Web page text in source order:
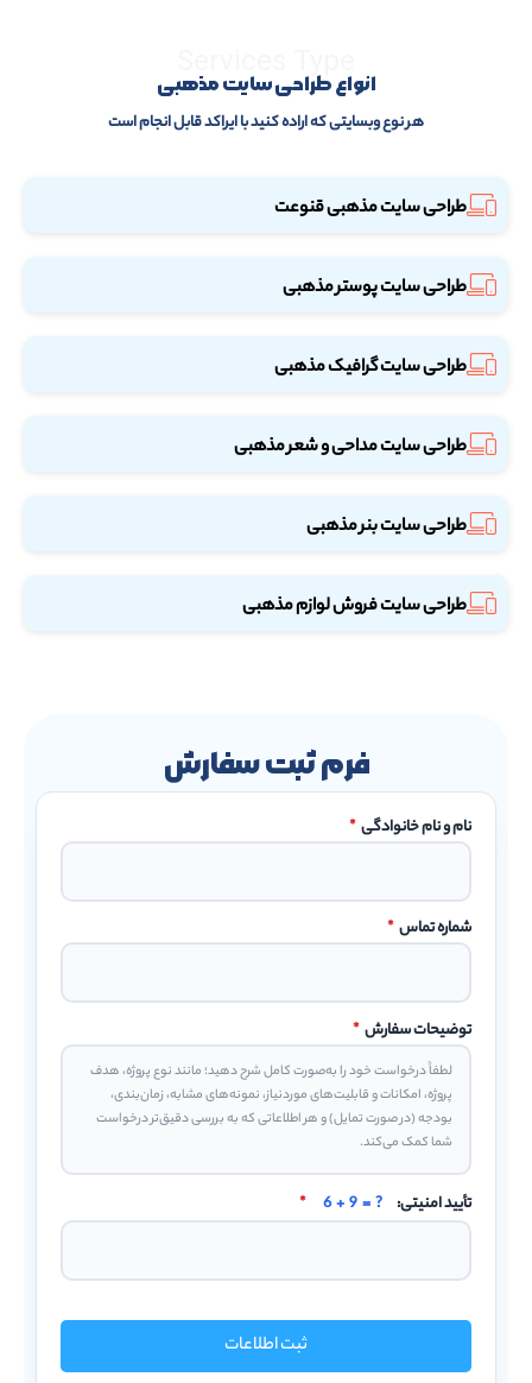
انواع طراحی سایت مذهبی
هر نوع وبسایتی که اراده کنید با ایراکد قابل انجام است
طراحی سایت مذهبی قنوعت
طراحی سایت پوستر مذهبی
طراحی سایت گرافیک مذهبی
طراحی سایت مداحی و شعر مذهبی
طراحی سایت بنر مذهبی
طراحی سایت فروش لوازم مذهبی
فرم ثبت سفارش
نام و نام خانوادگی *
شماره تماس *
توضیحات سفارش *
تأیید امنیتی: 6 + 9 = ?
*
ثبت اطلاعات